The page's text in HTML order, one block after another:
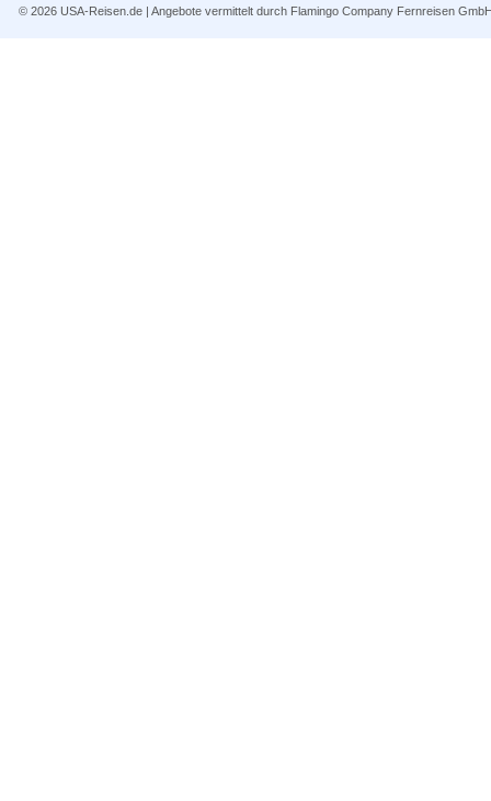
© 2026 USA-Reisen.de | Angebote vermittelt durch Flamingo Company Fernreisen